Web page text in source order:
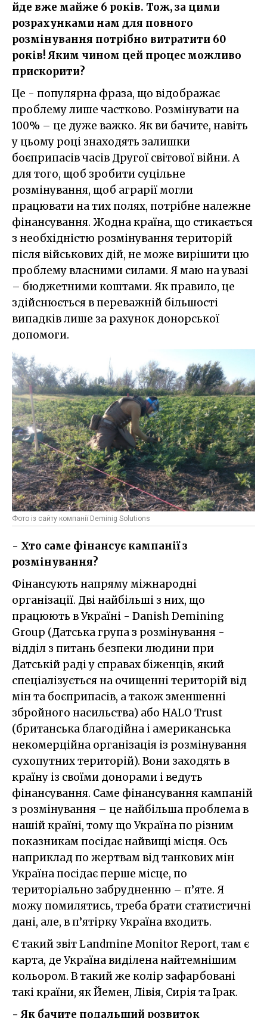
йде вже майже 6 років. Тож, за цими
розрахунками нам для повного
розмінування потрібно витратити 60
років! Яким чином цей процес можливо
прискорити?
Це - популярна фраза, що відображає
проблему лише частково. Розмінувати на
100% – це дуже важко. Як ви бачите, навіть
у цьому році знаходять залишки
боєприпасів часів Другої світової війни. А
для того, щоб зробити суцільне
розмінування, щоб аграрії могли
працювати на тих полях, потрібне належне
фінансування. Жодна країна, що стикається
з необхідністю розмінування територій
після військових дій, не може вирішити цю
проблему власними силами. Я маю на увазі
– бюджетними коштами. Як правило, це
здійснюється в переважній більшості
випадків лише за рахунок донорської
допомоги.
Фото із сайту компанії Deminig Solutions
- Хто саме фінансує кампанії з
розмінування?
Фінансують напряму міжнародні
організації. Дві найбільші з них, що
працюють в Україні - Danish Demining
Group (Датська група з розмінування -
відділ з питань безпеки людини при
Датській раді у справах біженців, який
спеціалізується на очищенні територій від
мін та боєприпасів, а також зменшенні
збройного насильства) або HALO Trust
(британська благодійна і американська
некомерційна організація із розмінування
сухопутних територій). Вони заходять в
країну із своїми донорами і ведуть
фінансування. Саме фінансування кампаній
з розмінування – це найбільша проблема в
нашій країні, тому що Україна по різним
показникам посідає найвищі місця. Ось
наприклад по жертвам від танкових мін
Україна посідає перше місце, по
територіально забрудненню – п’яте. Я
можу помилятись, треба брати статистичні
дані, але, в п’ятірку Україна входить.
Є такий звіт Landmine Monitor Report, там є
карта, де Україна виділена найтемнішим
кольором. В такий же колір зафарбовані
такі країни, як Йемен, Лівія, Сирія та Ірак.
- Як бачите подальший розвиток